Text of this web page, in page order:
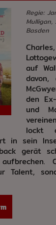
Regie:
Mulligan,
Basden
auf
davon,
den
und
lockt
in sein
gerät
Talent,